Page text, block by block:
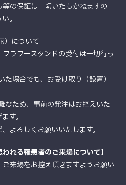
の保証は一切いたしかねますの
。
）について
ラワースタンドの受付は一切行っ
場合でも、お受け取り（設置）
なため、事前の発注はお控えいた
す。
よろしくお願いいたします。
れる罹患者のご来場について】
来場をお控え頂きますようお願い